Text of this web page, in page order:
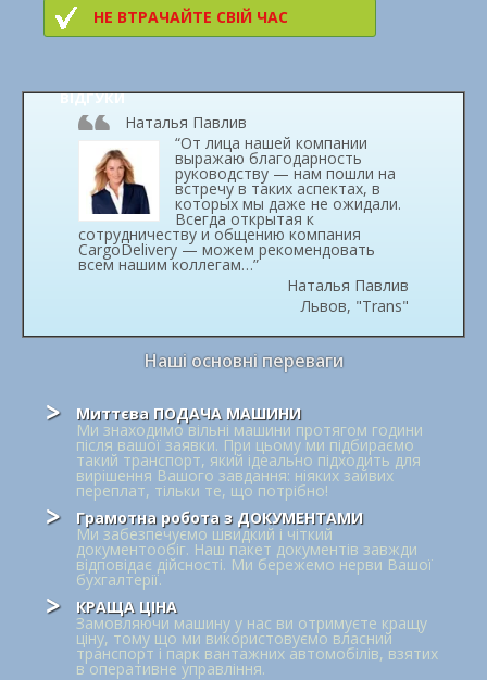
НЕ ВТРАЧАЙТЕ СВІЙ ЧАС
ВІДГУКИ
Наталья Павлив
“От лица нашей компании
выражаю благодарность
руководству — нам пошли на
встречу в таких аспектах, в
которых мы даже не ожидали.
Всегда открытая к
сотрудничеству и общению компания
CargoDelivery — можем рекомендовать
всем нашим коллегам…”
Наталья Павлив
Львов, "Trans"
Наші основні переваги
Миттєва ПОДАЧА МАШИНИ
Ми знаходимо вільні машини протягом години
після вашої заявки. При цьому ми підбираємо
такий транспорт, який ідеально підходить для
вирішення Вашого завдання: ніяких зайвих
переплат, тільки те, що потрібно!
Грамотна робота з ДОКУМЕНТАМИ
Ми забезпечуємо швидкий і чіткий
документообіг. Наш пакет документів завжди
відповідає дійсності. Ми бережемо нерви Вашої
бухгалтерії.
КРАЩА ЦІНА
Замовляючи машину у нас ви отримуєте кращу
ціну, тому що ми використовуємо власний
транспорт і парк вантажних автомобілів, взятих
в оперативне управління.